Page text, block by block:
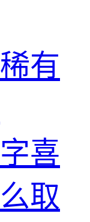
有
喜
取